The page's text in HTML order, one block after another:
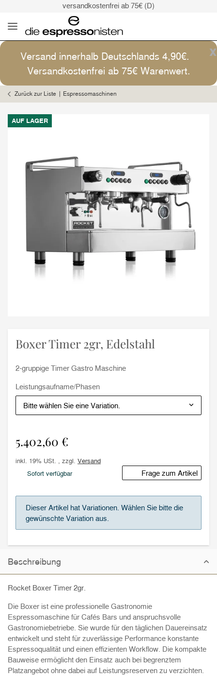
versandkostenfrei ab 75€ (D)
Versand: 4,90€ (D)
versandkostenfrei ab 75€ (D)
Kaffee ist Kunst
x
Versand innerhalb Deutschlands 4,90€.
Versandkostenfrei ab 75€ Warenwert.
Zurück zur Liste Espressomaschinen
AUF LAGER
Boxer Timer 2gr, Edelstahl
2-gruppige Timer Gastro Maschine
Leistungsaufname/Phasen
Bitte wählen Sie eine Variation.
5.402,60 €
inkl. 19% USt. , zzgl. Versand
Sofort verfügbar
Frage zum Artikel
x
Dieser Artikel hat Variationen. Wählen Sie bitte die
gewünschte Variation aus.
Beschreibung
Rocket Boxer Timer 2gr.
Die Boxer ist eine professionelle Gastronomie
Espressomaschine für Cafés Bars und anspruchsvolle
Gastronomiebetriebe. Sie wurde für den täglichen Dauereinsatz
entwickelt und steht für zuverlässige Performance konstante
Espressoqualität und einen effizienten Workflow. Die kompakte
Bauweise ermöglicht den Einsatz auch bei begrenztem
Platzangebot ohne dabei auf Leistungsreserven zu verzichten.